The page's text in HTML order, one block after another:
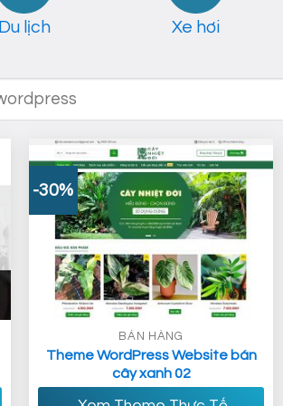
Du lịch Xe hơi
-30%
BÁN HÀNG
Theme WordPress Website bán
cây xanh 02